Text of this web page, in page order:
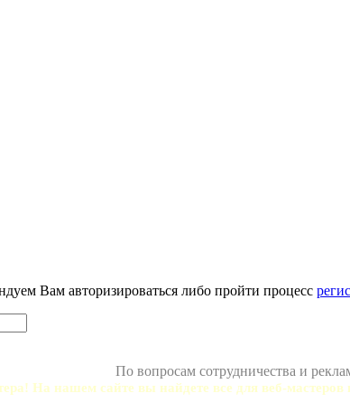
Вам авторизироваться либо пройти процесс
По вопросам сотрудничества и
На нашем сайте вы найдете все для веб-